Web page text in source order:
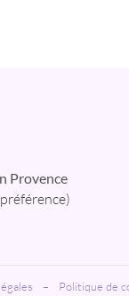
Provence
– Politique de